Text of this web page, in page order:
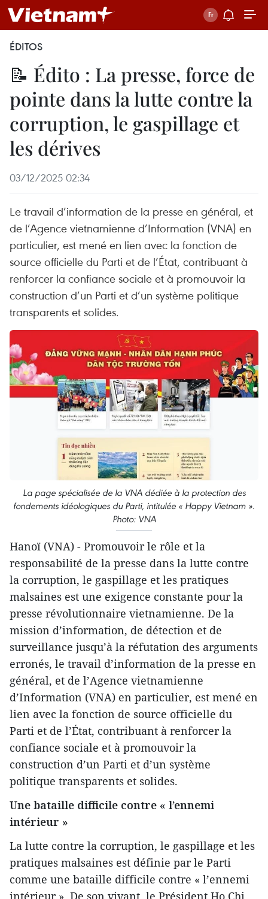
ÉDITOS
📝 Édito : La presse, force de
pointe dans la lutte contre la
corruption, le gaspillage et
les dérives
03/12/2025 02:34
Le travail d’information de la presse en général, et
de l’Agence vietnamienne d’Information (VNA) en
particulier, est mené en lien avec la fonction de
source officielle du Parti et de l’État, contribuant à
renforcer la confiance sociale et à promouvoir la
construction d’un Parti et d’un système politique
transparents et solides.
La page spécialisée de la VNA dédiée à la protection des
fondements idéologiques du Parti, intitulée « Happy Vietnam ».
Photo: VNA
Hanoï (VNA) - Promouvoir le rôle et la
responsabilité de la presse dans la lutte contre
la corruption, le gaspillage et les pratiques
malsaines est une exigence constante pour la
presse révolutionnaire vietnamienne. De la
mission d’information, de détection et de
surveillance jusqu’à la réfutation des arguments
erronés, le travail d’information de la presse en
général, et de l’Agence vietnamienne
d’Information (VNA) en particulier, est mené en
lien avec la fonction de source officielle du
Parti et de l’État, contribuant à renforcer la
confiance sociale et à promouvoir la
construction d’un Parti et d’un système
politique transparents et solides.
Une bataille difficile contre « l’ennemi
intérieur »
La lutte contre la corruption, le gaspillage et les
pratiques malsaines est définie par le Parti
comme une bataille difficile contre « l’ennemi
intérieur ». De son vivant, le Président Ho Chi